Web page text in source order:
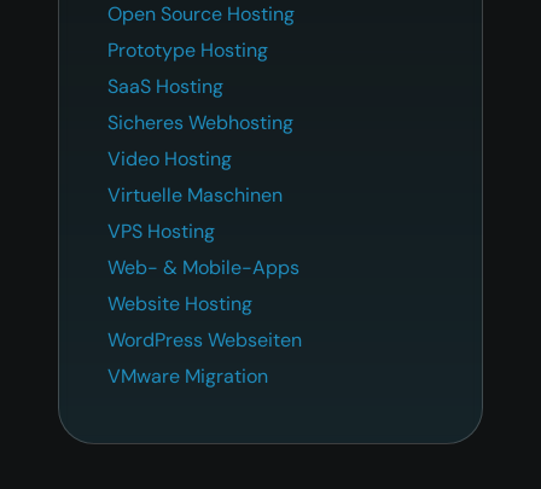
Open Source Hosting
Prototype Hosting
SaaS Hosting
Sicheres Webhosting
Video Hosting
Virtuelle Maschinen
VPS Hosting
Web- & Mobile-Apps
Website Hosting
WordPress Webseiten
VMware Migration